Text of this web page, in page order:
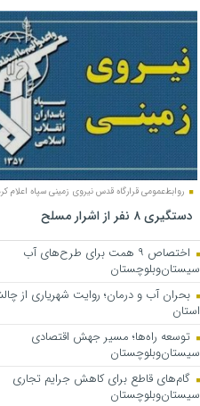
روابط‌عمومی قرارگاه قدس نیروی زمینی سپاه اعلام
دستگیری ۸ نفر از اشرار مسلح
اختصاص ۹ همت برای طرح‌های آب
سیستان‌وبلوچستان
بحران آب و درمان؛ روایت شهریاری از
استان
توسعه راه‌ها؛ مسیر جهش اقتصادی
سیستان‌وبلوچستان
گام‌های قاطع برای کاهش جرایم تجاری
سیستان‌وبلوچستان